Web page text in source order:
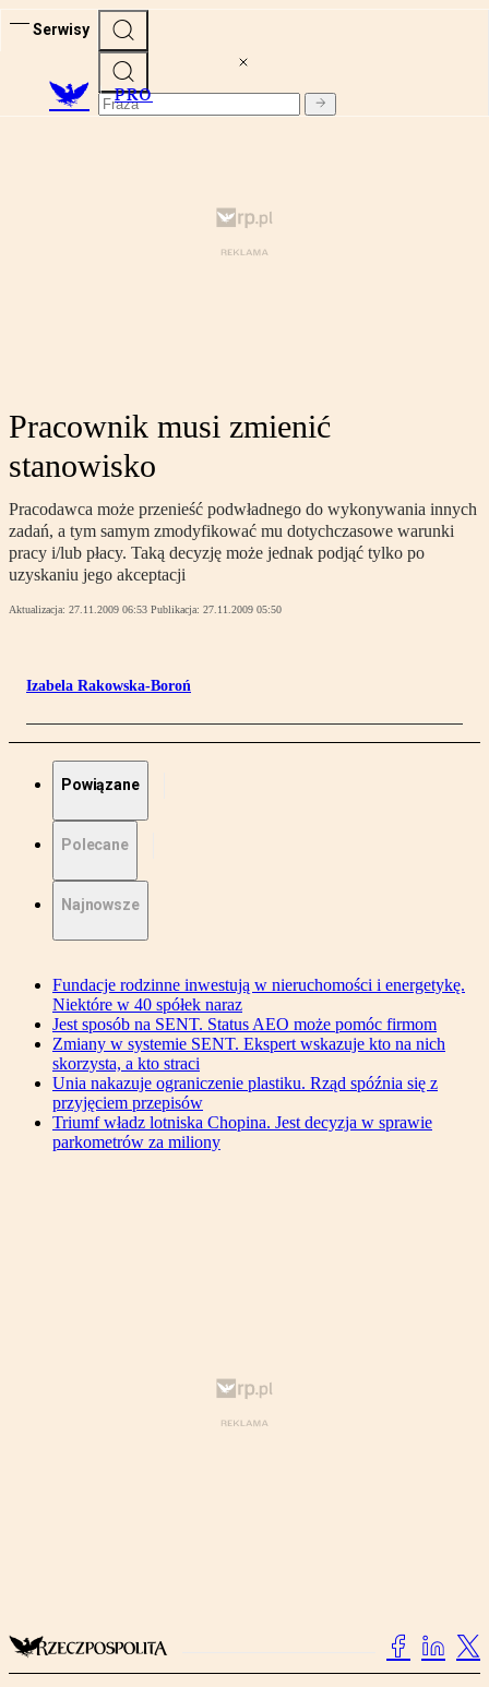
Serwisy
PRO
Pracownik musi zmienić
stanowisko
Pracodawca może przenieść podwładnego do wykonywania innych
zadań, a tym samym zmodyfikować mu dotychczasowe warunki
pracy i/lub płacy. Taką decyzję może jednak podjąć tylko po
uzyskaniu jego akceptacji
Aktualizacja: 27.11.2009 06:53 Publikacja: 27.11.2009 05:50
Izabela Rakowska-Boroń
Powiązane
Polecane
Najnowsze
Fundacje rodzinne inwestują w nieruchomości i energetykę.
Niektóre w 40 spółek naraz
Jest sposób na SENT. Status AEO może pomóc firmom
Zmiany w systemie SENT. Ekspert wskazuje kto na nich
skorzysta, a kto straci
Unia nakazuje ograniczenie plastiku. Rząd spóźnia się z
przyjęciem przepisów
Triumf władz lotniska Chopina. Jest decyzja w sprawie
parkometrów za miliony